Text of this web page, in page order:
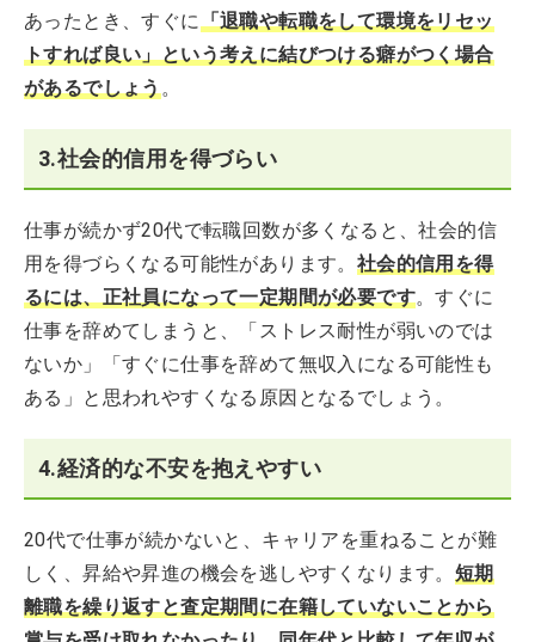
あったとき、すぐに「退職や転職をして環境をリセッ
トすれば良い」という考えに結びつける癖がつく場合
があるでしょう。
3.社会的信用を得づらい
仕事が続かず20代で転職回数が多くなると、社会的信
用を得づらくなる可能性があります。 社会的信用を得
るには、正社員になって一定期間が必要です。すぐに
仕事を辞めてしまうと、「ストレス耐性が弱いのでは
ないか」「すぐに仕事を辞めて無収入になる可能性も
ある」と思われやすくなる原因となるでしょう。
4.経済的な不安を抱えやすい
20代で仕事が続かないと、キャリアを重ねることが難
しく、昇給や昇進の機会を逃しやすくなります。 短期
離職を繰り返すと査定期間に在籍していないことから